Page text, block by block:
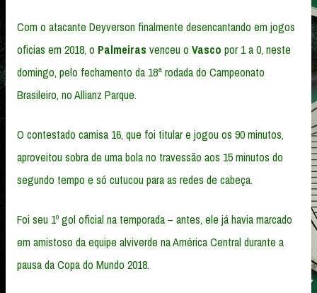
Com o atacante Deyverson finalmente desencantando em jogos
oficias em 2018, o Palmeiras venceu o Vasco por 1 a 0, neste
domingo, pelo fechamento da 18ª rodada do Campeonato
Brasileiro, no Allianz Parque.
O contestado camisa 16, que foi titular e jogou os 90 minutos,
aproveitou sobra de uma bola no travessão aos 15 minutos do
segundo tempo e só cutucou para as redes de cabeça.
Foi seu 1º gol oficial na temporada – antes, ele já havia marcado
em amistoso da equipe alviverde na América Central durante a
pausa da Copa do Mundo 2018.